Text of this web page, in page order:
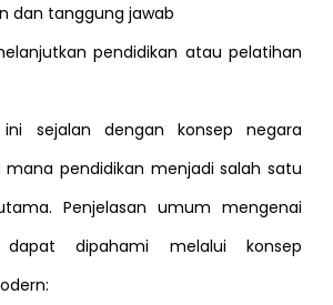
dan tanggung jawab
pendidikan atau pelatihan
sejalan dengan konsep negara
mana pendidikan menjadi salah satu
Penjelasan umum mengenai
dipahami melalui konsep